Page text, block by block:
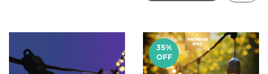
35%
OFF